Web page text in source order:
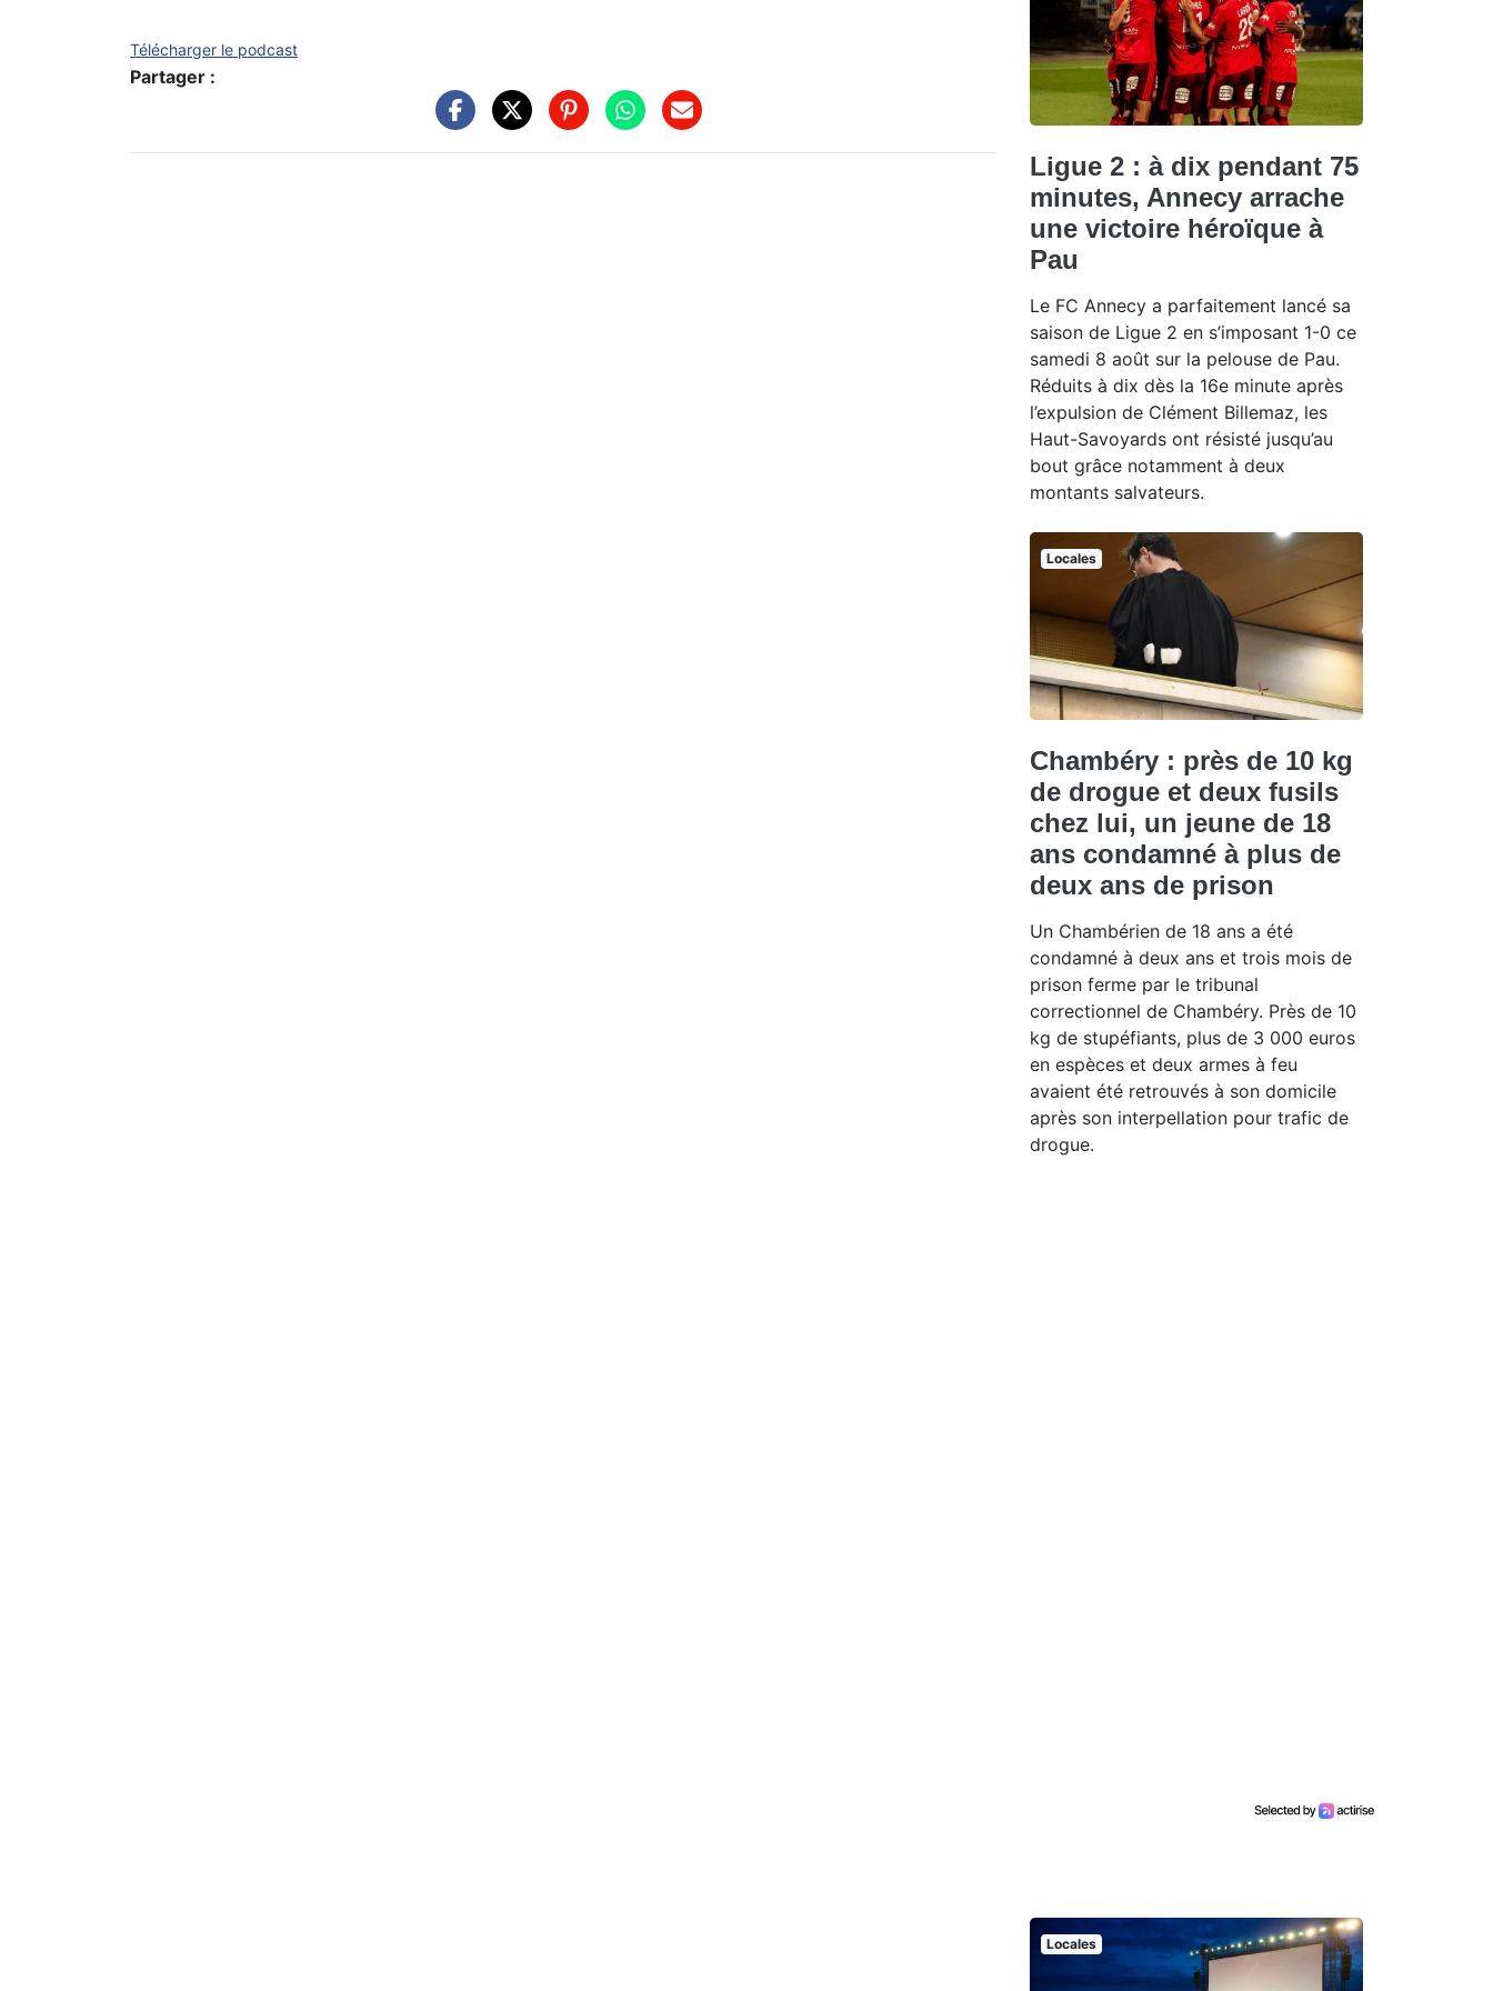
Télécharger le podcast
Partager :
Ligue 2 : à dix pendant 75
minutes, Annecy arrache
une victoire héroïque à
Pau
Le FC Annecy a parfaitement lancé sa
saison de Ligue 2 en s’imposant 1-0 ce
samedi 8 août sur la pelouse de Pau.
Réduits à dix dès la 16e minute après
l’expulsion de Clément Billemaz, les
Haut-Savoyards ont résisté jusqu’au
bout grâce notamment à deux
montants salvateurs.
Locales
Chambéry : près de 10 kg
de drogue et deux fusils
chez lui, un jeune de 18
ans condamné à plus de
deux ans de prison
Un Chambérien de 18 ans a été
condamné à deux ans et trois mois de
prison ferme par le tribunal
correctionnel de Chambéry. Près de 10
kg de stupéfiants, plus de 3 000 euros
en espèces et deux armes à feu
avaient été retrouvés à son domicile
après son interpellation pour trafic de
drogue.
Locales